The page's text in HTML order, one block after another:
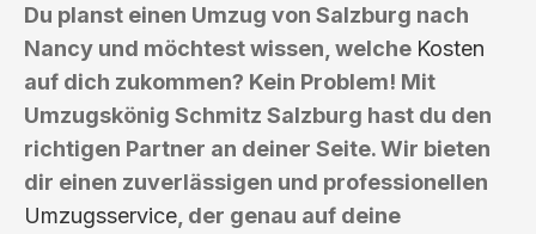
Du planst einen Umzug von Salzburg nach
Nancy und möchtest wissen, welche Kosten
auf dich zukommen? Kein Problem! Mit
Umzugskönig Schmitz Salzburg hast du den
richtigen Partner an deiner Seite. Wir bieten
dir einen zuverlässigen und professionellen
Umzugsservice , der genau auf deine